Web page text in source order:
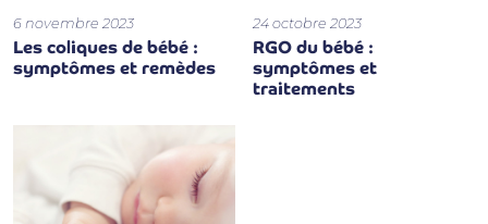
6 novembre 2023
Les coliques de bébé :
symptômes et remèdes
24 octobre 2023
RGO du bébé :
symptômes et
traitements